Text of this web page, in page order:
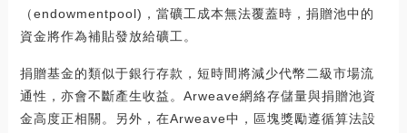
（endowmentpool)，當礦工成本無法覆蓋時，捐贈池中的
資金將作為補貼發放給礦工。
捐贈基金的類似于銀行存款，短時間將減少代幣二級市場流
通性，亦會不斷產生收益。Arweave網絡存儲量與捐贈池資
金高度正相關。另外，在Arweave中，區塊獎勵遵循算法設